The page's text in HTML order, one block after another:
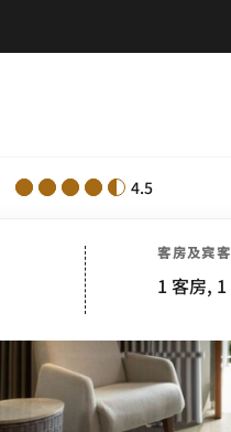
4.5
客房及宾客
1 客房, 1